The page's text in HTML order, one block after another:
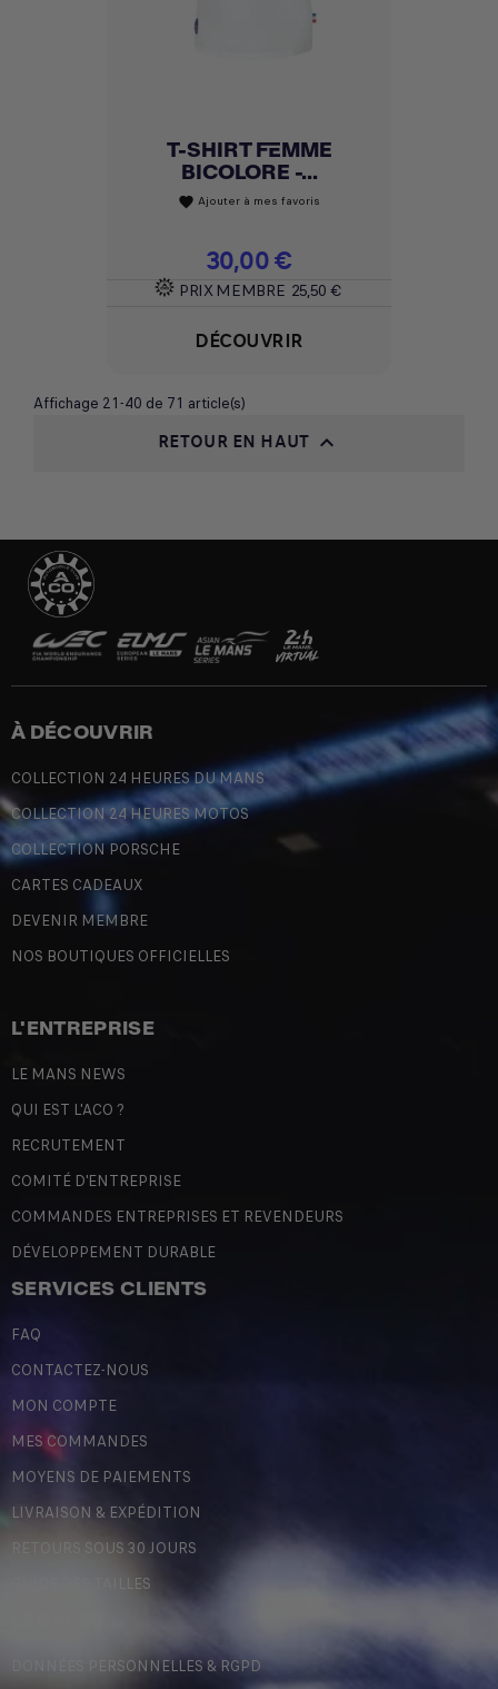
T-SHIRT FEMME
BICOLORE -...
favorite Ajouter à mes favoris
Prix
30,00 €
PRIX MEMBRE 25,50 €
DÉCOUVRIR
Affichage 21-40 de 71 article(s)
RETOUR EN HAUT 
À DÉCOUVRIR
COLLECTION 24 HEURES DU MANS
COLLECTION 24 HEURES MOTOS
COLLECTION PORSCHE
CARTES CADEAUX
DEVENIR MEMBRE
NOS BOUTIQUES OFFICIELLES
L'ENTREPRISE
LE MANS NEWS
QUI EST L'ACO ?
RECRUTEMENT
COMITÉ D'ENTREPRISE
COMMANDES ENTREPRISES ET REVENDEURS
DÉVELOPPEMENT DURABLE
SERVICES CLIENTS
FAQ
CONTACTEZ-NOUS
MON COMPTE
MES COMMANDES
MOYENS DE PAIEMENTS
LIVRAISON & EXPÉDITION
RETOURS SOUS 30 JOURS
GUIDE DES TAILLES
DONNÉES PERSONNELLES & RGPD